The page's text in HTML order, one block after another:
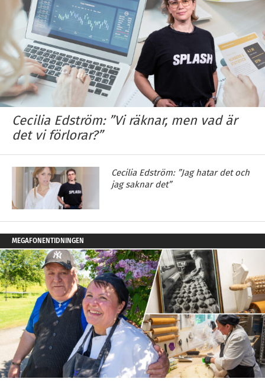
Cecilia Edström: ”Vi räknar, men vad är
det vi förlorar?”
Cecilia Edström: ”Jag hatar det och
jag saknar det”
MEGAFONENTIDNINGEN